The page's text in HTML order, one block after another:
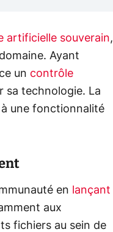
artificielle souverain,
Ayant
un contrôle
sa technologie. La
une fonctionnalité
en lançant
aux
fichiers au sein de